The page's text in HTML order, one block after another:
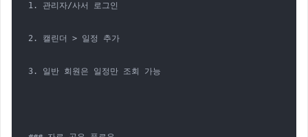
1. 관리자/사서 로그인
2. 캘린더 > 일정 추가
3. 일반 회원은 일정만 조회 가능